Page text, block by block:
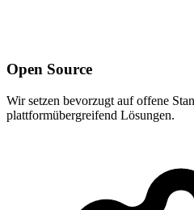
Open Source
Wir setzen bevorzugt auf offene
plattformübergreifend Lösungen.